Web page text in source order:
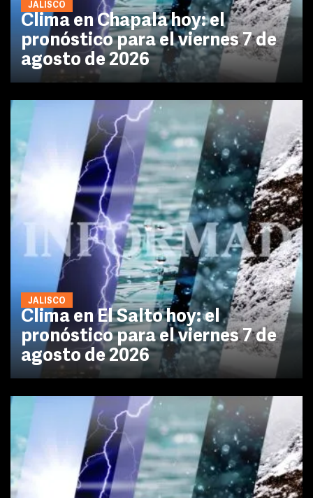
JALISCO
Clima en Chapala hoy: el
pronóstico para el viernes 7 de
agosto de 2026
JALISCO
Clima en El Salto hoy: el
pronóstico para el viernes 7 de
agosto de 2026